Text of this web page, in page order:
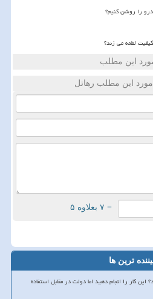
را روشن کنیم؟
لطمه می زند؟
این مطلب
این مطلب رهاتل
= ۷ بعلاوه ۵
ترین ها
کار را انجام دهید اما دولت در مقابل استفاده